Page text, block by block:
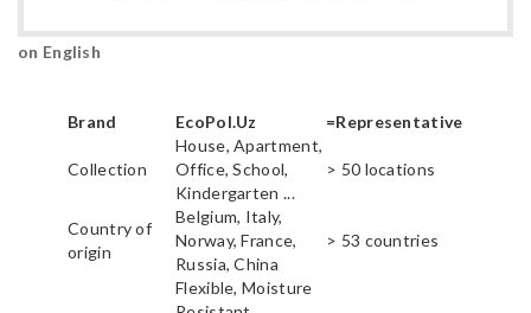
on English
Brand EcoPol.Uz =Representative
Collection
House, Apartment,
Office, School,
Kindergarten ...
> 50 locations
Country of
origin
Belgium, Italy,
Norway, France,
Russia, China
> 53 countries
Flexible, Moisture